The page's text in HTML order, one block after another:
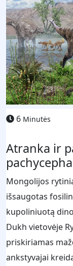
6 Minutės
Atranka ir
Mongolijos
išsaugotas
kupoliniuotą
Dukh vietovėje
priskiriamas
ankstyvajai